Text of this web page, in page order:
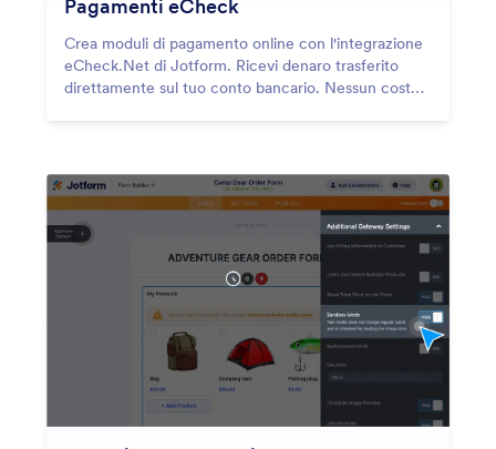
Pagamenti eCheck
Crea moduli di pagamento online con l'integrazione
eCheck.Net di Jotform. Ricevi denaro trasferito
direttamente sul tuo conto bancario. Nessun costo